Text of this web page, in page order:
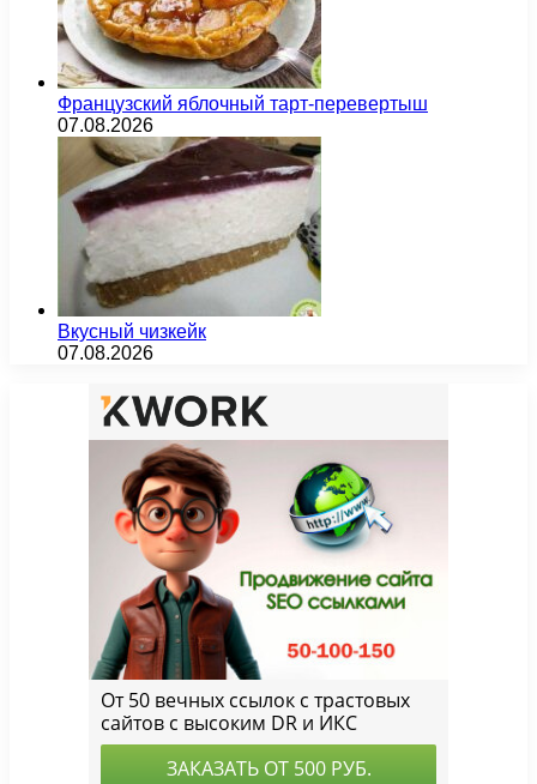
Французский яблочный тарт-перевертыш
07.08.2026
Вкусный чизкейк
07.08.2026